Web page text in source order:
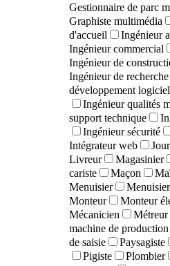
Gestionnaire de parc
Graphiste multimédia
d'accueil
Ingénieur
Ingénieur commercial
Ingénieur de
Ingénieur de recherche
développement
Ingénieur qualités
support technique
Ingénieur sécurité
Intégrateur web
Livreur
Magasinier
cariste
Maçon
Menuisier
Monteur
Monteur
Mécanicien
Métreur
machine de
de saisie
Paysagiste
Pigiste
Plombier